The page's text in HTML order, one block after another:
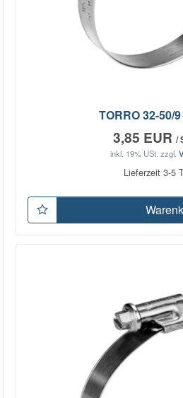
TORRO 32-50/
3,85 EUR /
inkl. 19% USt. zzgl.
Lieferzeit 3-5